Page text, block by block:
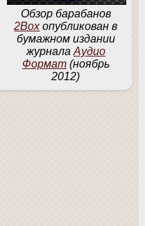
Обзор барабанов
2Boxопубликован в
бумажном издании
журнала Аудио
Формат (ноябрь
2012)